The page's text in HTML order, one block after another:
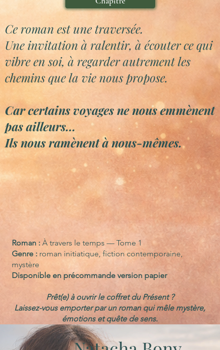
Ce roman est une traversée.
Une invitation à ralentir, à écouter ce qui
vibre en soi, à regarder autrement les
chemins que la vie nous propose.
Car certains voyages ne nous emmènent
pas ailleurs…
Ils nous ramènent à nous-mêmes.
Roman :À travers le temps — Tome 1
Genre :roman initiatique, fiction contemporaine,
mystère
Disponible en précommande version papier
Prêt(e) à ouvrir le coffret du Présent ?
Laissez-vous emporter par un roman qui mêle mystère,
émotions et quête de sens.